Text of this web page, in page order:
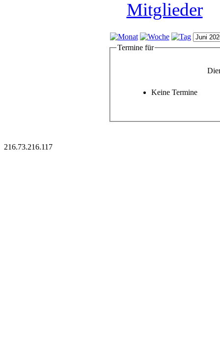
Mitglieder
Termine für
Keine Termine
216.73.216.117